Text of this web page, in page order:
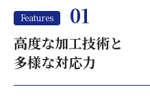
Features 01
高度な加工技術と
多様な対応力